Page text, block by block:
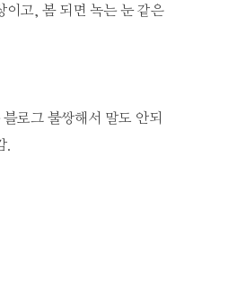
이고, 봄 되면 녹는 눈 같은
로그 불쌍해서 말도 안되
.